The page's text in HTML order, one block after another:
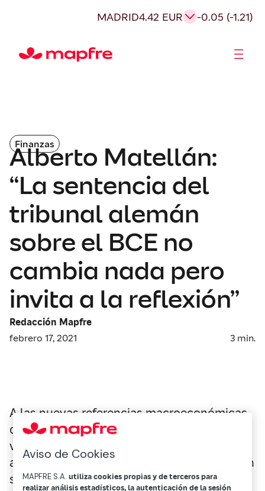
MADRID4.42 EUR -0.05 (-1.21)
Finanzas
Alberto Matellán:
“La sentencia del
tribunal alemán
sobre el BCE no
cambia nada pero
invita a la reflexión”
Redacción Mapfre
febrero 17, 2021
3 min.
A las nuevas referencias macroeconómicas,
que confirman el peor escenario nunca
visto, se suman otros factores, como la
amenaza del Tribunal Constitucional alemán
sobre el programa de compras de deuda del
Aviso de Cookies
MAPFRE S.A.utiliza cookies propias y de terceros para
realizar análisis estadísticos, la autenticación de la sesión